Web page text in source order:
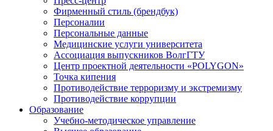
Фирменный стиль (брендбук)
Персоналии
Персональные данные
Медицинские услуги университета
Ассоциация выпускников ВолгГТУ
Центр проектной деятельности «POLYGON»
Точка кипения
Противодействие терроризму и экстремизму
Противодействие коррупции
Образование
Учебно-методическое управление